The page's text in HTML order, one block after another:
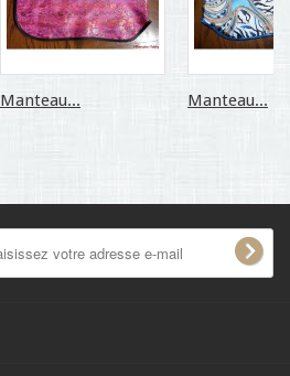
Manteau... Manteau...